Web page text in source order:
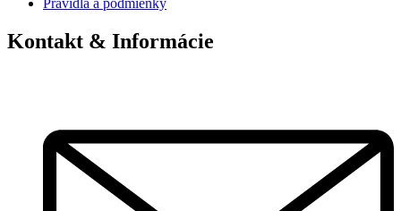
Pravidlá a podmienky
Kontakt & Informácie